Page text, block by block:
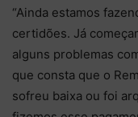
“Ainda estamos
certidões. Já
alguns problemas
que consta que o
sofreu baixa ou foi